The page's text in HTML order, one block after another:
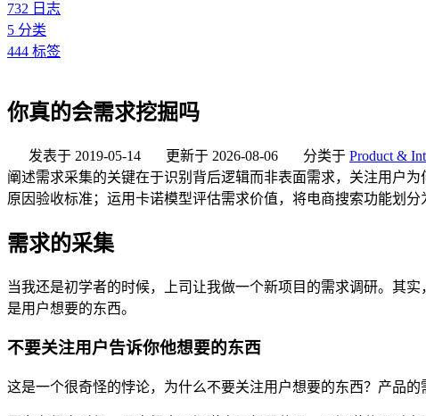
732 日志
5 分类
444 标签
你真的会需求挖掘吗
发表于 2019-05-14 更新于 2026-08-06 分类于 Product &
阐述需求采集的关键在于识别背后逻辑而非表面需求，关注用户
原因验收标准；运用卡诺模型评估需求价值，将电商搜索功能划
需求的采集
当我还是初学者的时候，上司让我做一个新项目的需求调研。其
是用户想要的东西。
不要关注用户告诉你他想要的东西
这是一个很奇怪的悖论，为什么不要关注用户想要的东西？产品的